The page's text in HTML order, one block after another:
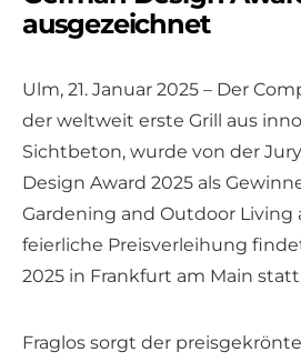
ausgezeichnet
Ulm, 21. Januar 2025 – Der
der weltweit erste Grill aus
Sichtbeton, wurde von der
Design Award 2025 als
Gardening and Outdoor Living
feierliche Preisverleihung
2025 in Frankfurt am Main
Fraglos sorgt der